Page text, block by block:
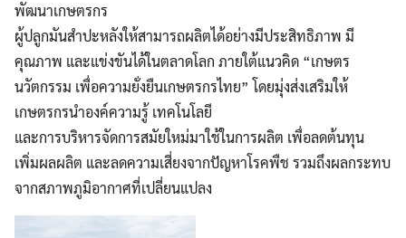
พัฒนาเกษตรกร
ผู้ปลูกมันสำปะหลังให้สามารถผลิตได้อย่างมีประสิทธิภาพ มี
คุณภาพ และแข่งขันได้ในตลาดโลก ภายใต้แนวคิด “เกษตร
นวัตกรรม เพื่อความยั่งยืนเกษตรกรไทย” โดยมุ่งส่งเสริมให้
เกษตรกรนำองค์ความรู้ เทคโนโลยี
และการบริหารจัดการสมัยใหม่มาใช้ในการผลิต เพื่อลดต้นทุน
เพิ่มผลผลิต และลดความเสี่ยงจากปัญหาโรคพืช รวมถึงผลกระทบ
จากสภาพภูมิอากาศที่เปลี่ยนแปลง